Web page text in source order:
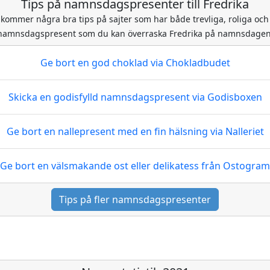
Tips på namnsdagspresenter till Fredrika
några bra tips på sajter som har både trevliga, roliga
som du kan överraska Fredrika på
Ge bort en god choklad via Chokladbudet
Skicka en godisfylld namnsdagspresentvia Godisboxen
Ge bort en nallepresent med en fin hälsning via Nalleriet
Ge bort en välsmakande ost eller delikatess från Ostogram
Tips på fler namnsdagspresenter